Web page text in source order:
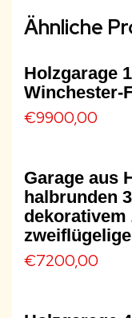
Ähnliche
Holzgarage
Winchester-
€9900,00
Garage aus
halbrunden
dekorativem
€7200,00